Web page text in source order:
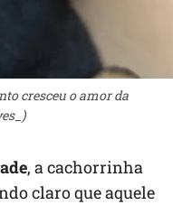
cresceu o amor da
, a cachorrinha
claro que aquele